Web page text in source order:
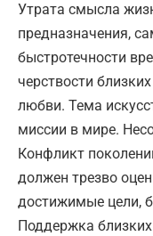
Утрата смысла
предназначения,
быстротечности
черствости
любви. Тема
миссии в мире.
Конфликт
должен трезво
достижимые цели,
Поддержка